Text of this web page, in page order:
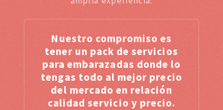
Nuestro compromiso es
tener un pack de servicios
para embarazadas donde lo
tengas todo al mejor precio
del mercado en relación
calidad servicio y precio.